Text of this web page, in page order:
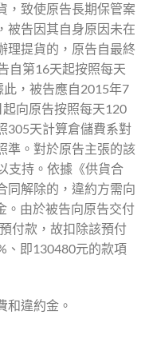
，致使原告長期保管案
被告因其自身原因未在
理提貨的，原告自最終
自第16天起按照每天
，被告應自2015年7
向原告按照每天120
305天計算倉儲費系對
準。對於原告主張的該
支持。依據《供貨合
同解除的，違約方需向
。由於被告向原告交付
付款，故扣除該預付
、即130480元的款項
和違約金。